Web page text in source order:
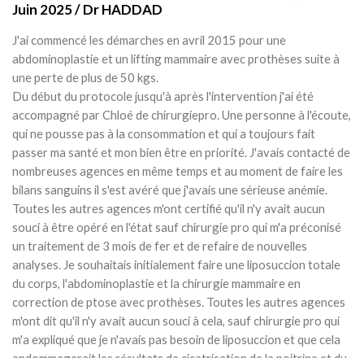
Juin 2025 / Dr HADDAD
J'ai commencé les démarches en avril 2015 pour une
abdominoplastie et un lifting mammaire avec prothèses suite à
une perte de plus de 50 kgs.
Du début du protocole jusqu'à après l'intervention j'ai été
accompagné par Chloé de chirurgiepro. Une personne à l'écoute,
qui ne pousse pas à la consommation et qui a toujours fait
passer ma santé et mon bien être en priorité. J'avais contacté de
nombreuses agences en même temps et au moment de faire les
bilans sanguins il s'est avéré que j'avais une sérieuse anémie.
Toutes les autres agences m'ont certifié qu'il n'y avait aucun
souci à être opéré en l'état sauf chirurgie pro qui m'a préconisé
un traitement de 3 mois de fer et de refaire de nouvelles
analyses. Je souhaitais initialement faire une liposuccion totale
du corps, l'abdominoplastie et la chirurgie mammaire en
correction de ptose avec prothèses. Toutes les autres agences
m'ont dit qu'il n'y avait aucun souci à cela, sauf chirurgie pro qui
m'a expliqué que je n'avais pas besoin de liposuccion et que cela